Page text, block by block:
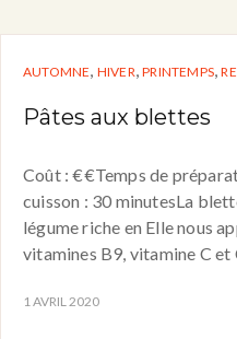
AUTOMNE, HIVER,PRINTEMPS,
Pâtes aux blettes
Coût : €€Temps de
cuisson : 30 minutesLa
légume riche en Elle nous
vitamines B9, vitamine C et
1 AVRIL 2020